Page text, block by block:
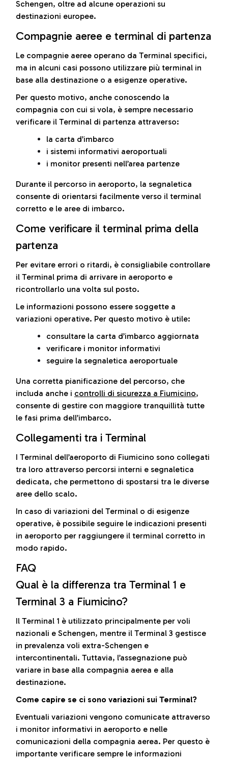
Schengen, oltre ad alcune operazioni su
destinazioni europee.
Compagnie aeree e terminal di partenza
Le compagnie aeree operano da Terminal specifici,
ma in alcuni casi possono utilizzare più terminal in
base alla destinazione o a esigenze operative.
Per questo motivo, anche conoscendo la
compagnia con cui si vola, è sempre necessario
verificare il Terminal di partenza attraverso:
la carta d’imbarco
i sistemi informativi aeroportuali
i monitor presenti nell’area partenze
Durante il percorso in aeroporto, la segnaletica
consente di orientarsi facilmente verso il terminal
corretto e le aree di imbarco.
Come verificare il terminal prima della
partenza
Per evitare errori o ritardi, è consigliabile controllare
il Terminal prima di arrivare in aeroporto e
ricontrollarlo una volta sul posto.
Le informazioni possono essere soggette a
variazioni operative. Per questo motivo è utile:
consultare la carta d’imbarco aggiornata
verificare i monitor informativi
seguire la segnaletica aeroportuale
Una corretta pianificazione del percorso, che
includa anche i controlli di sicurezza a Fiumicino,
consente di gestire con maggiore tranquillità tutte
le fasi prima dell’imbarco.
Collegamenti tra i Terminal
I Terminal dell’aeroporto di Fiumicino sono collegati
tra loro attraverso percorsi interni e segnaletica
dedicata, che permettono di spostarsi tra le diverse
aree dello scalo.
In caso di variazioni del Terminal o di esigenze
operative, è possibile seguire le indicazioni presenti
in aeroporto per raggiungere il terminal corretto in
modo rapido.
FAQ
Qual è la differenza tra Terminal 1 e
Terminal 3 a Fiumicino?
Il Terminal 1 è utilizzato principalmente per voli
nazionali e Schengen, mentre il Terminal 3 gestisce
in prevalenza voli extra-Schengen e
intercontinentali. Tuttavia, l’assegnazione può
variare in base alla compagnia aerea e alla
destinazione.
Come capire se ci sono variazioni sui Terminal?
Eventuali variazioni vengono comunicate attraverso
i monitor informativi in aeroporto e nelle
comunicazioni della compagnia aerea. Per questo è
importante verificare sempre le informazioni